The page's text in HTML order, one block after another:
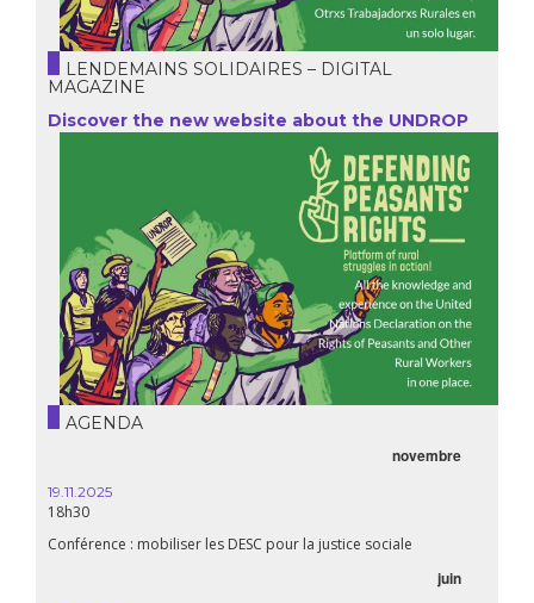
LENDEMAINS SOLIDAIRES – DIGITAL
MAGAZINE
Discover the new website about the UNDROP
AGENDA
novembre
19.11.2025
18h30
Conférence : mobiliser les DESC pour la justice sociale
juin